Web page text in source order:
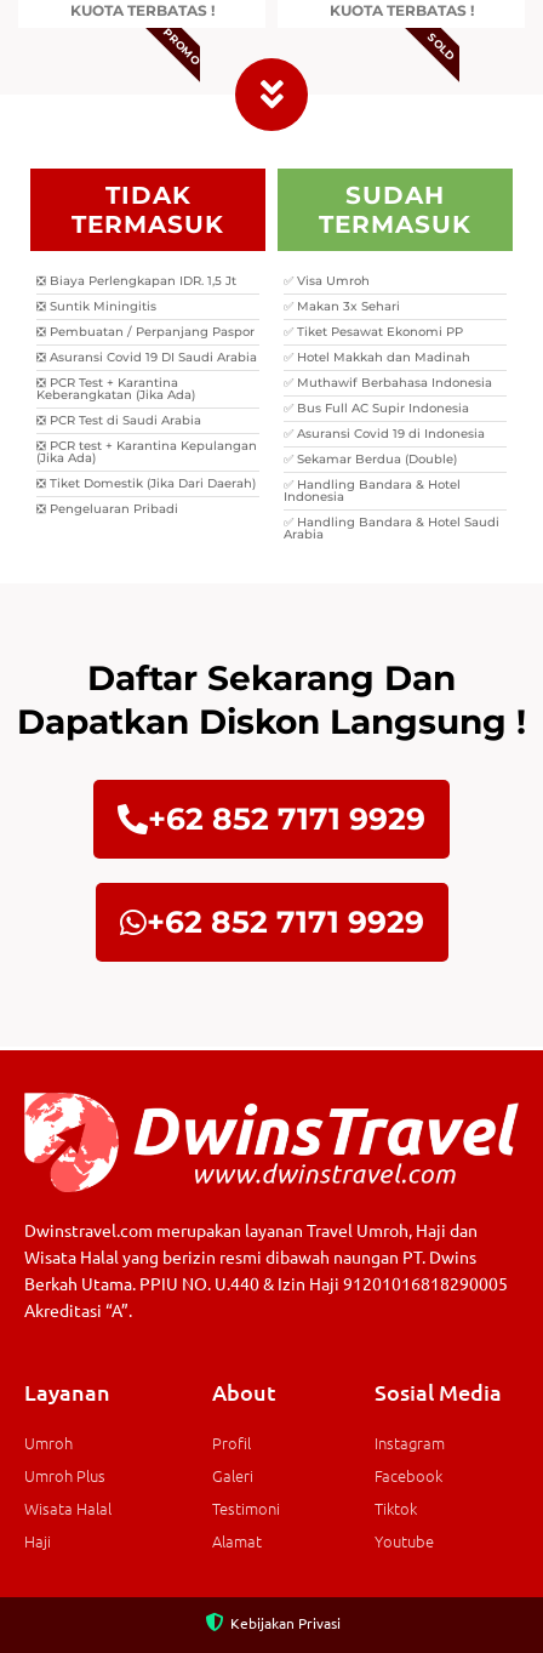
KUOTA TERBATAS !
PROMO
KUOTA TERBATAS !
SOLD
SUDAH
TERMASUK
✅ Visa Umroh
✅ Makan 3x Sehari
✅ Tiket Pesawat Ekonomi PP
✅ Hotel Makkah dan Madinah
✅ Muthawif Berbahasa Indonesia
✅ Bus Full AC Supir Indonesia
✅ Asuransi Covid 19 di Indonesia
✅ Sekamar Berdua (Double)
✅ Handling Bandara & Hotel
Indonesia
✅ Handling Bandara & Hotel Saudi
Arabia
TIDAK
TERMASUK
❎ Biaya Perlengkapan IDR. 1,5 Jt
❎ Suntik Miningitis
❎ Pembuatan / Perpanjang Paspor
❎ Asuransi Covid 19 DI Saudi Arabia
❎ PCR Test + Karantina
Keberangkatan (Jika Ada)
❎ PCR Test di Saudi Arabia
❎ PCR test + Karantina Kepulangan
(Jika Ada)
❎ Tiket Domestik (Jika Dari Daerah)
❎ Pengeluaran Pribadi
Daftar Sekarang Dan
Dapatkan Diskon Langsung !
+62 852 7171 9929
+62 852 7171 9929
Dwinstravel.com merupakan layanan Travel Umroh, Haji dan
Wisata Halal yang berizin resmi dibawah naungan PT. Dwins
Berkah Utama. PPIU NO. U.440 & Izin Haji 91201016818290005
Akreditasi “A”.
Layanan
Umroh
Umroh Plus
Wisata Halal
Haji
About
Profil
Galeri
Testimoni
Alamat
Sosial Media
Instagram
Facebook
Tiktok
Youtube
Kebijakan Privasi